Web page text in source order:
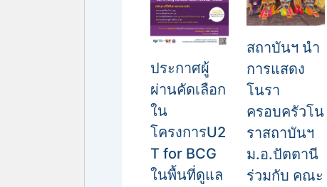
ประกาศผู้
ผ่านคัดเลือก
ใน
โครงการU2
T for BCG
ในพื้นที่ดูแล
สถาบันฯ นำ
การแสดง
โนรา
ครอบครัวโน
ราสถาบันฯ
ม.อ.ปัตตานี
ร่วมกับ คณะ